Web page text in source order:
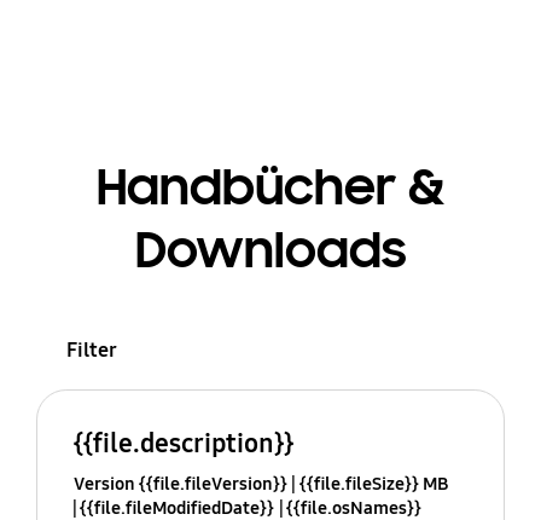
Handbücher &
Downloads
Filter
{{file.description}}
Version {{file.fileVersion}} {{file.fileSize}} MB
{{file.fileModifiedDate}} {{file.osNames}}